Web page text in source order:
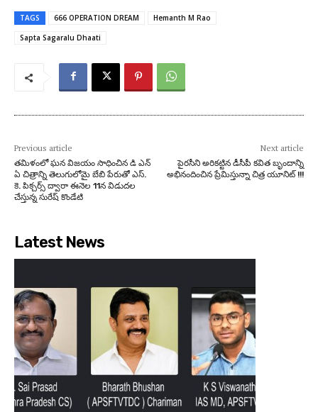
TAGS 666 OPERATION DREAM
Hemanth M Rao
Sapta Sagaralu Dhaati
Previous article
తమిళంలో ఘన విజయం సాధించిన డి ఎన్
ఏ చిత్రాన్ని తెలుగులోమై బేబి పేరుతో ఎస్.
కె. పిక్చర్స్ ద్వారా ఈనెల 11న విడుదల
చేస్తున్న సురేష్ కొండేటి
Next article
పైరసీని అరికట్టిన డీసీపీ కవిత బృందాన్ని
అభినందించిన ప్రేమిస్తున్నా చిత్ర యూనిట్ !!!
Latest News